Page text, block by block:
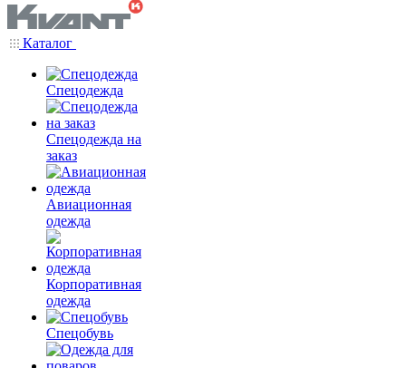
Каталог
Спецодежда
Спецодежда на
заказ
Авиационная
одежда
Корпоративная
одежда
Спецобувь